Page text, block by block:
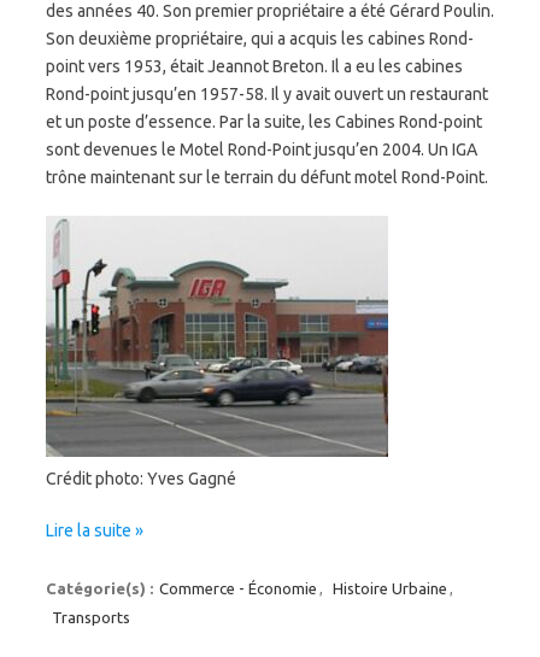
des années 40. Son premier propriétaire a été Gérard Poulin.
Son deuxième propriétaire, qui a acquis les cabines Rond-
point vers 1953, était Jeannot Breton. Il a eu les cabines
Rond-point jusqu’en 1957-58. Il y avait ouvert un restaurant
et un poste d’essence. Par la suite, les Cabines Rond-point
sont devenues le Motel Rond-Point jusqu’en 2004. Un IGA
trône maintenant sur le terrain du défunt motel Rond-Point.
Crédit photo: Yves Gagné
Lire la suite »
Catégorie(s) : Commerce - Économie , Histoire Urbaine ,
Transports